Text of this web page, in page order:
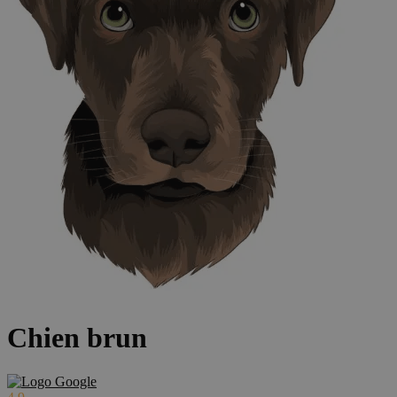
Chien brun